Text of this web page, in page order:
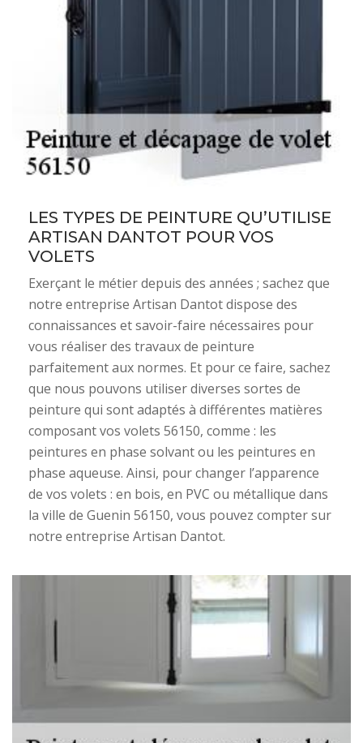
LES TYPES DE PEINTURE QU’UTILISE
ARTISAN DANTOT POUR VOS
VOLETS
Exerçant le métier depuis des années ; sachez que
notre entreprise Artisan Dantot dispose des
connaissances et savoir-faire nécessaires pour
vous réaliser des travaux de peinture
parfaitement aux normes. Et pour ce faire, sachez
que nous pouvons utiliser diverses sortes de
peinture qui sont adaptés à différentes matières
composant vos volets 56150, comme : les
peintures en phase solvant ou les peintures en
phase aqueuse. Ainsi, pour changer l’apparence
de vos volets : en bois, en PVC ou métallique dans
la ville de Guenin 56150, vous pouvez compter sur
notre entreprise Artisan Dantot.